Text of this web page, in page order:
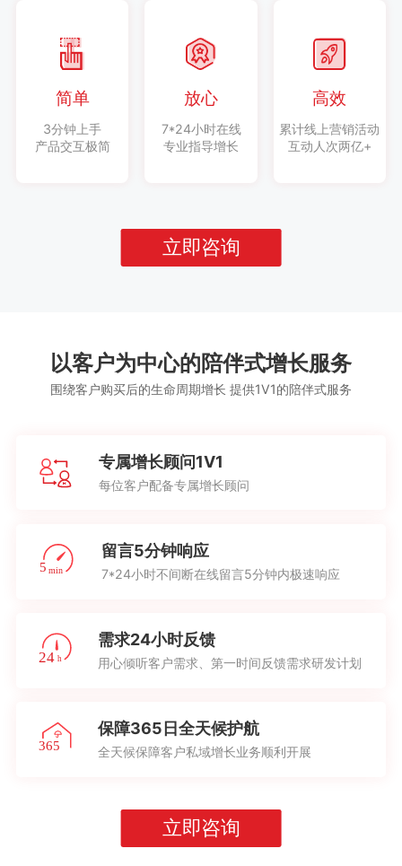
简单
3分钟上手
产品交互极简
放心
7*24小时在线
专业指导增长
高效
累计线上营销活动
互动人次两亿+
立即咨询
以客户为中心的陪伴式增长服务
围绕客户购买后的生命周期增长 提供1V1的陪伴式服务
专属增长顾问1V1
每位客户配备专属增长顾问
留言5分钟响应
7*24小时不间断在线留言5分钟内极速响应
需求24小时反馈
用心倾听客户需求、第一时间反馈需求研发计划
保障365日全天候护航
全天候保障客户私域增长业务顺利开展
立即咨询